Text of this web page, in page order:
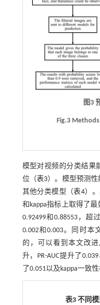
图3
Fig.3
模型对视频的分类结果
位（表3）。模型预测
其他分类模型（表4）
和kappa指标上取得了最
0.92499和0.88553，超
0.002和0.003。同时本
的，可以看到本文改
升，PR-AUC提升了
了0.051以及kappa一致
表3 不同